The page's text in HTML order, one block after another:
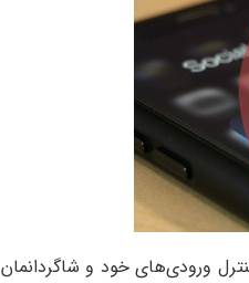
ورودی‌های خود و شاگردانمان